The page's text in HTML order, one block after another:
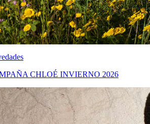
CHLOÉ INVIERNO 2026